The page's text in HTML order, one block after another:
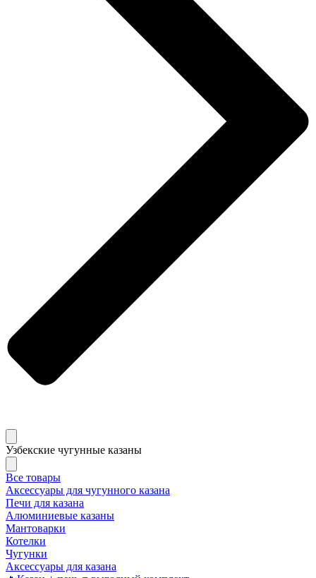
Узбекские чугунные казаны
Все товары
Аксессуары для чугунного казана
Печи для казана
Алюминиевые казаны
Мантоварки
Котелки
Чугунки
Аксессуары для казана